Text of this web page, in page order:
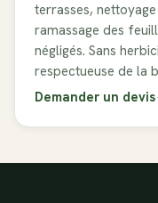
terrasses,
ramassage des
négligés. Sans
respectueuse de la
Demander un devis